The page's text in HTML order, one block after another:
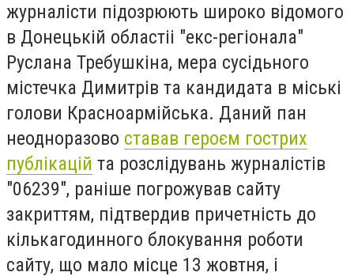
журналісти підозрюють широко відомого
в Донецькій областіі "екс-регіонала"
Руслана Требушкіна, мера сусідьного
містечка Димитрів та кандидата в міські
голови Красноармійська. Даний пан
неодноразово ставав героєм гострих
публікацій та розслідувань журналістів
"06239", раніше погрожував сайту
закриттям, підтвердив причетність до
кількагодинного блокування роботи
сайту, що мало місце 13 жовтня, і